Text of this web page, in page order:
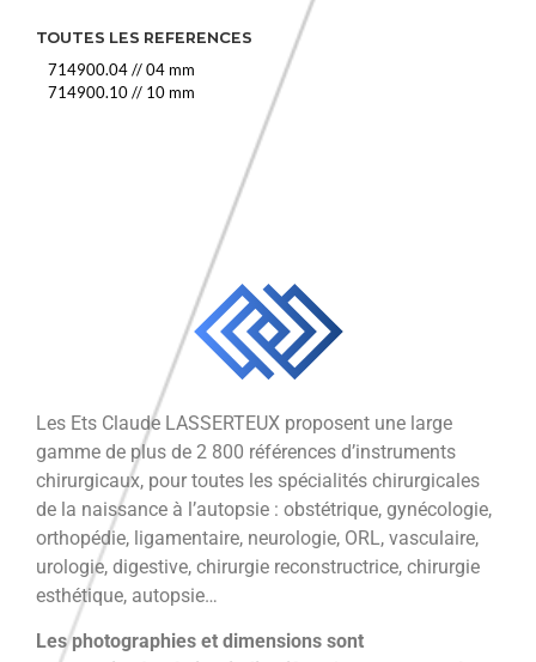
TOUTES LES REFERENCES
714900.04//04 mm
714900.10// 10 mm
Les Ets Claude LASSERTEUX proposent une large
gamme de plus de 2 800 références d’instruments
chirurgicaux, pour toutes les spécialités chirurgicales
de la naissance à l’autopsie : obstétrique, gynécologie,
orthopédie, ligamentaire, neurologie, ORL, vasculaire,
urologie, digestive, chirurgie reconstructrice, chirurgie
esthétique, autopsie…
Les photographies et dimensions sont